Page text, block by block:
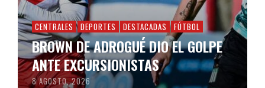
CENTRALES DEPORTES DESTACADAS FÚTBOL
BROWN DE ADROGUÉ DIO EL GOLPE
ANTE EXCURSIONISTAS
8 AGOSTO, 2026